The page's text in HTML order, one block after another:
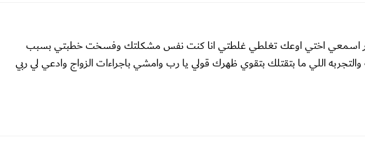
اسمعي اختي اوعك تغلطي غلطتي انا كنت نفس مشكلتك وفسخت خطبتي بسبب
اللي ما بتقتلك بتقوي ظهرك قولي يا رب وامشي باجراءات الزواج وادعي لي ربي